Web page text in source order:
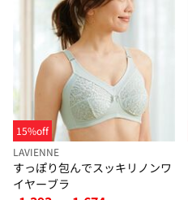
15%off
LAVIENNE
すっぽり包んでスッキリノンワ
イヤーブラ